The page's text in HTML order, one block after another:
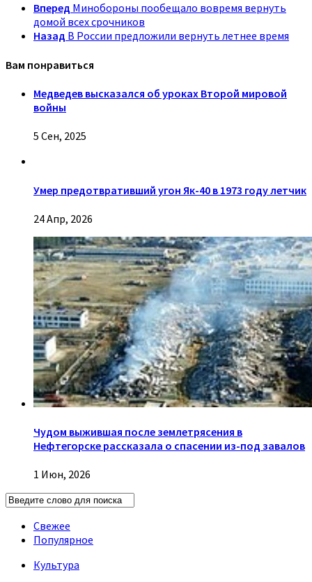
Вперед Минобороны пообещало вовремя вернуть
домой всех срочников
Назад В России предложили вернуть летнее время
Вам понравиться
Медведев высказался об уроках Второй мировой
войны
5 Сен, 2025
Умер предотвративший угон Як-40 в 1973 году летчик
24 Апр, 2026
Чудом выжившая после землетрясения в
Нефтегорске рассказала о спасении из-под завалов
1 Июн, 2026
Свежее
Популярное
Культура